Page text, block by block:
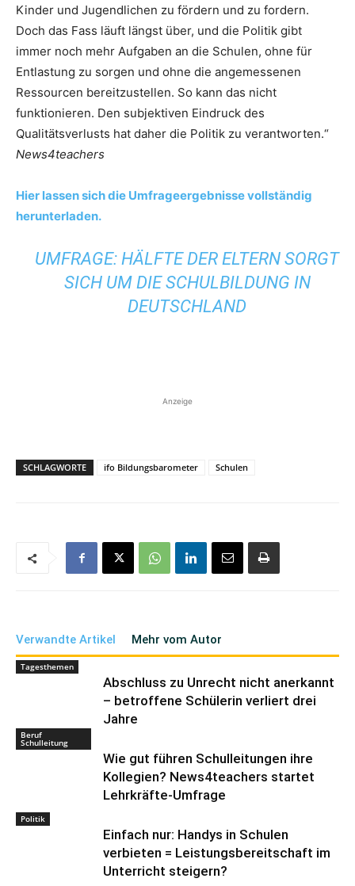
Kinder und Jugendlichen zu fördern und zu fordern.
Doch das Fass läuft längst über, und die Politik gibt
immer noch mehr Aufgaben an die Schulen, ohne für
Entlastung zu sorgen und ohne die angemessenen
Ressourcen bereitzustellen. So kann das nicht
funktionieren. Den subjektiven Eindruck des
Qualitätsverlusts hat daher die Politik zu verantworten.“
News4teachers
Hier lassen sich die Umfrageergebnisse vollständig
herunterladen.
UMFRAGE: HÄLFTE DER ELTERN SORGT
SICH UM DIE SCHULBILDUNG IN
DEUTSCHLAND
Anzeige
SCHLAGWORTE ifo Bildungsbarometer Schulen
Verwandte Artikel Mehr vom Autor
Tagesthemen
Abschluss zu Unrecht nicht anerkannt
– betroffene Schülerin verliert drei
Jahre
Beruf
Schulleitung
Wie gut führen Schulleitungen ihre
Kollegien? News4teachers startet
Lehrkräfte-Umfrage
Politik
Einfach nur: Handys in Schulen
verbieten = Leistungsbereitschaft im
Unterricht steigern?